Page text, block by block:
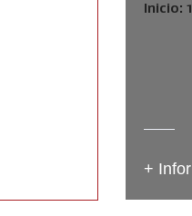
Inicio:
+